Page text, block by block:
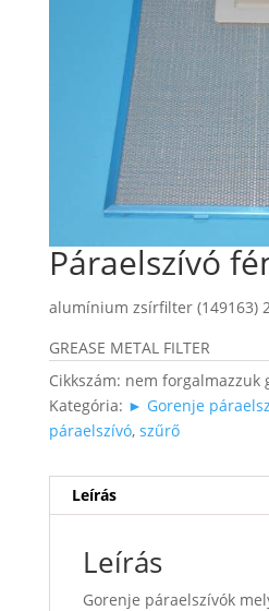
Páraelszívó
alumínium zsírfilter (149163)
GREASE METAL FILTER
Cikkszám: nem forgalmazzuk
Kategória: ► Gorenje
páraelszívó, szűrő
Leírás
Leírás
Gorenje páraelszívók